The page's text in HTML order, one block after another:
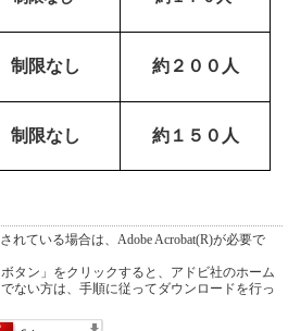
制限なし 約２００ 人
制限なし 約１５０人
れている場合は、Adobe Acrobat(R)が必要で
タン」をクリックすると、アドビ社のホーム
ない方は、手順に従ってダウンロードを行っ